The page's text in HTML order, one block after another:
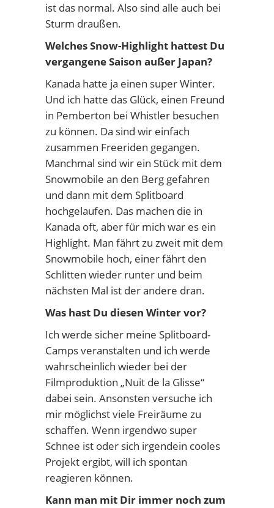
ist das normal. Also sind alle auch bei
Sturm draußen.
Welches Snow-Highlight hattest Du
vergangene Saison außer Japan?
Kanada hatte ja einen super Winter.
Und ich hatte das Glück, einen Freund
in Pemberton bei Whistler besuchen
zu können. Da sind wir einfach
zusammen Freeriden gegangen.
Manchmal sind wir ein Stück mit dem
Snowmobile an den Berg gefahren
und dann mit dem Splitboard
hochgelaufen. Das machen die in
Kanada oft, aber für mich war es ein
Highlight. Man fährt zu zweit mit dem
Snowmobile hoch, einer fährt den
Schlitten wieder runter und beim
nächsten Mal ist der andere dran.
Was hast Du diesen Winter vor?
Ich werde sicher meine Splitboard-
Camps veranstalten und ich werde
wahrscheinlich wieder bei der
Filmproduktion „Nuit de la Glisse“
dabei sein. Ansonsten versuche ich
mir möglichst viele Freiräume zu
schaffen. Wenn irgendwo super
Schnee ist oder sich irgendein cooles
Projekt ergibt, will ich spontan
reagieren können.
Kann man mit Dir immer noch zum